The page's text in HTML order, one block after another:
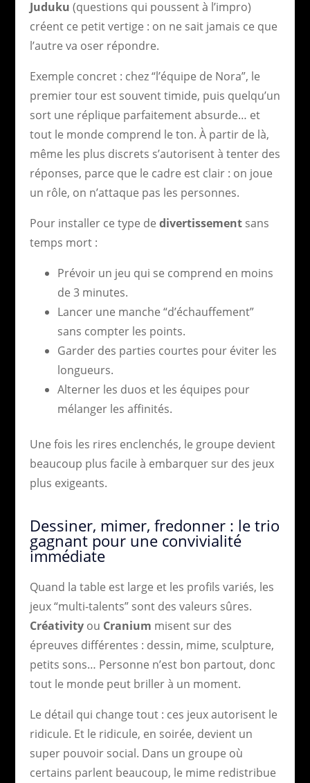
Juduku (questions qui poussent à l’impro)
créent ce petit vertige : on ne sait jamais ce que
l’autre va oser répondre.
Exemple concret : chez “l’équipe de Nora”, le
premier tour est souvent timide, puis quelqu’un
sort une réplique parfaitement absurde… et
tout le monde comprend le ton. À partir de là,
même les plus discrets s’autorisent à tenter des
réponses, parce que le cadre est clair : on joue
un rôle, on n’attaque pas les personnes.
Pour installer ce type de divertissementsans
temps mort :
Prévoir un jeu qui se comprend en moins
de 3 minutes.
Lancer une manche “d’échauffement”
sans compter les points.
Garder des parties courtes pour éviter les
longueurs.
Alterner les duos et les équipes pour
mélanger les affinités.
Une fois les rires enclenchés, le groupe devient
beaucoup plus facile à embarquer sur des jeux
plus exigeants.
Dessiner, mimer, fredonner : le trio
gagnant pour une convivialité
immédiate
Quand la table est large et les profils variés, les
jeux “multi-talents” sont des valeurs sûres.
Créativityou Cranium misent sur des
épreuves différentes : dessin, mime, sculpture,
petits sons… Personne n’est bon partout, donc
tout le monde peut briller à un moment.
Le détail qui change tout : ces jeux autorisent le
ridicule. Et le ridicule, en soirée, devient un
super pouvoir social. Dans un groupe où
certains parlent beaucoup, le mime redistribue